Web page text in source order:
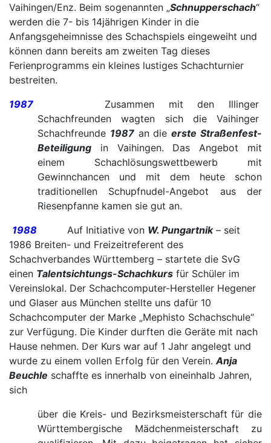
Vaihingen/Enz. Beim sogenannten „Schnupperschach“
werden die 7- bis 14jährigen Kinder in die
Anfangsgeheimnisse des Schachspiels eingeweiht und
können dann bereits am zweiten Tag dieses
Ferienprogramms ein kleines lustiges Schachturnier
bestreiten.
1987
Zusammen mit den Illinger
Schachfreunden wagten sich die Vaihinger
Schachfreunde 1987an dieerste Straßenfest-
Beteiligung in Vaihingen. Das Angebot mit
einem Schachlösungswettbewerb mit
Gewinnchancen und mit dem heute schon
traditionellen Schupfnudel-Angebot aus der
Riesenpfanne kamen sie gut an.
1988
Auf Initiative von W. Pungartnik– seit
1986 Breiten- und Freizeitreferent des
Schachverbandes Württemberg – startete die SvG
einen Talentsichtungs-Schachkurs für Schüler im
Vereinslokal. Der Schachcomputer-Hersteller Hegener
und Glaser aus München stellte uns dafür 10
Schachcomputer der Marke „Mephisto Schachschule“
zur Verfügung. Die Kinder durften die Geräte mit nach
Hause nehmen. Der Kurs war auf 1 Jahr angelegt und
wurde zu einem vollen Erfolg für den Verein.Anja
Beuchle schaffte es innerhalb von eineinhalb Jahren,
sich
über die Kreis- und Bezirksmeisterschaft für die
Württembergische Mädchenmeisterschaft zu